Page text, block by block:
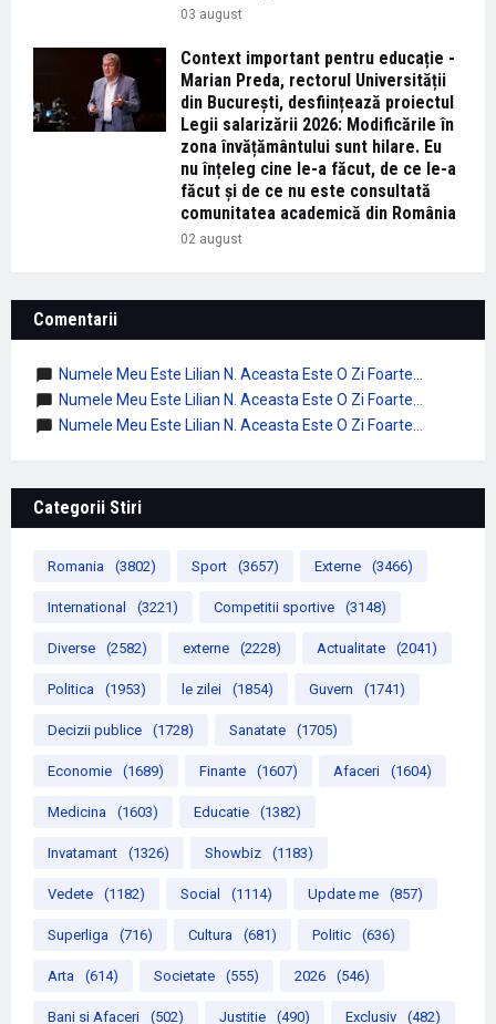
03 august
Context important pentru educație -
Marian Preda, rectorul Universității
din București, desființează proiectul
Legii salarizării 2026: Modificările în
zona învățământului sunt hilare. Eu
nu înțeleg cine le-a făcut, de ce le-a
făcut și de ce nu este consultată
comunitatea academică din România
02 august
Comentarii
Numele Meu Este Lilian N. Aceasta Este O Zi Foarte...
Numele Meu Este Lilian N. Aceasta Este O Zi Foarte...
Numele Meu Este Lilian N. Aceasta Este O Zi Foarte...
Categorii Stiri
Romania (3802) Sport (3657) Externe (3466)
International (3221) Competitii sportive (3148)
Diverse (2582) externe (2228) Actualitate (2041)
Politica (1953) le zilei (1854) Guvern (1741)
Decizii publice (1728) Sanatate (1705)
Economie (1689) Finante (1607) Afaceri (1604)
Medicina (1603) Educatie (1382)
Invatamant (1326) Showbiz (1183)
Vedete (1182) Social (1114) Update me (857)
Superliga (716) Cultura (681) Politic (636)
Arta (614) Societate (555) 2026 (546)
Bani si Afaceri (502) Justitie (490) Exclusiv (482)